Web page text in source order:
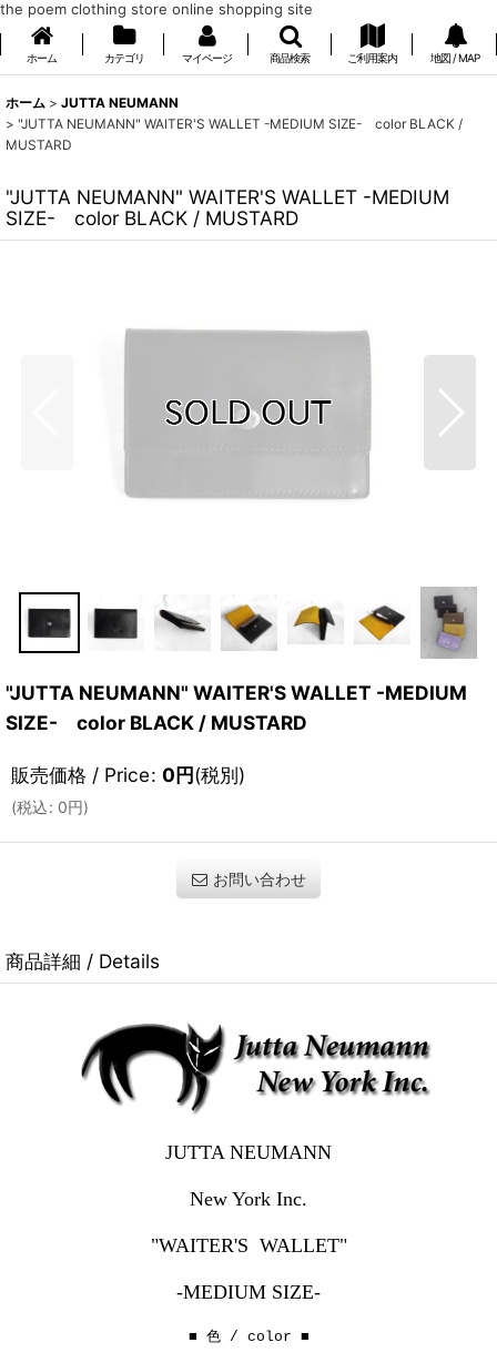
the poem clothing store online shopping site
ホーム カテゴリ マイページ 商品検索 ご利用案内 地図 / MAP
ホーム > JUTTA NEUMANN
> "JUTTA NEUMANN" WAITER'S WALLET -MEDIUM SIZE- color BLACK /
MUSTARD
"JUTTA NEUMANN" WAITER'S WALLET -MEDIUM
SIZE- color BLACK / MUSTARD
"JUTTA NEUMANN" WAITER'S WALLET -MEDIUM
SIZE- color BLACK / MUSTARD
販売価格 / Price: 0円(税別)
(税込: 0円)
お問い合わせ
商品詳細 / Details
JUTTA NEUMANN
New York Inc.
"WAITER'S WALLET"
-MEDIUM SIZE-
■ 色 / color ■